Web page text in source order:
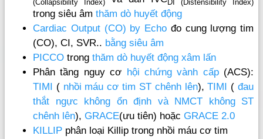
(Collapsibility Index) DI (Distensibility Index)
trong siêu âm thăm dò huyết động
Cardiac Output (CO) by Echo đo cung lượng tim
(CO), CI, SVR.. bằng siêu âm
PICCO trong thăm dò huyết động xâm lấn
Phân tầng nguy cơ hội chứng vành cấp(ACS):
TIMI
( nhồi máu cơ tim ST chênh lên),TIMI ( đau
thắt ngực không ổn định và NMCT không ST
chênh lên), GRACE(ưu tiên) hoặc GRACE 2.0
KILLIP phân loại Killip trong nhồi máu cơ tim